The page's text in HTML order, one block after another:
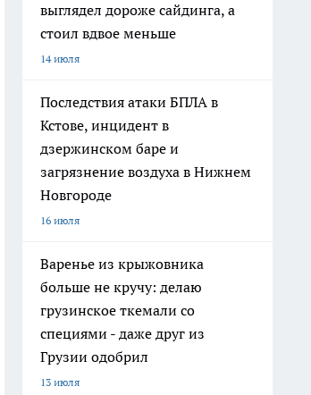
выглядел дороже сайдинга, а
стоил вдвое меньше
14 июля
Последствия атаки БПЛА в
Кстове, инцидент в
дзержинском баре и
загрязнение воздуха в Нижнем
Новгороде
16 июля
Варенье из крыжовника
больше не кручу: делаю
грузинское ткемали со
специями - даже друг из
Грузии одобрил
13 июля